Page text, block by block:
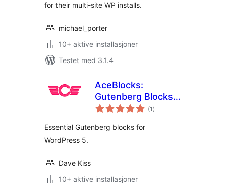
for their multi-site WP installs.
michael_porter
10+ aktive installasjoner
Testet med 3.1.4
AceBlocks:
Gutenberg Blocks
for WordPress
(1 totale
vurderinger
)
Essential Gutenberg blocks for
WordPress 5.
Dave Kiss
10+ aktive installasjoner